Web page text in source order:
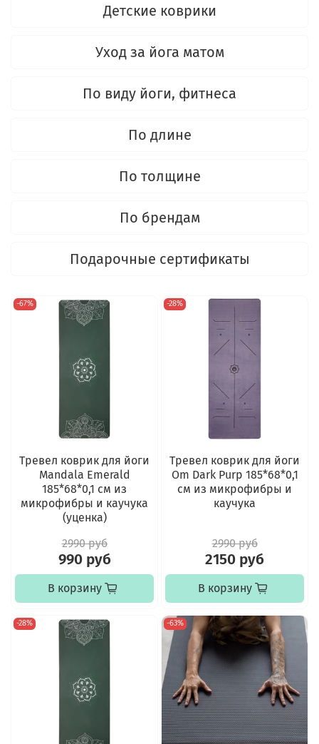
Детские коврики
Уход за йога матом
По виду йоги, фитнеса
По длине
По толщине
По брендам
Подарочные сертификаты
-67%
Тревел коврик для йоги
Mandala Emerald
185*68*0,1 см из
микрофибры и каучука
(уценка)
2990 руб
990 руб
В корзину
-28%
Тревел коврик для йоги
Om Dark Purp 185*68*0,1
см из микрофибры и
каучука
2990 руб
2150 руб
В корзину
-28% -63%